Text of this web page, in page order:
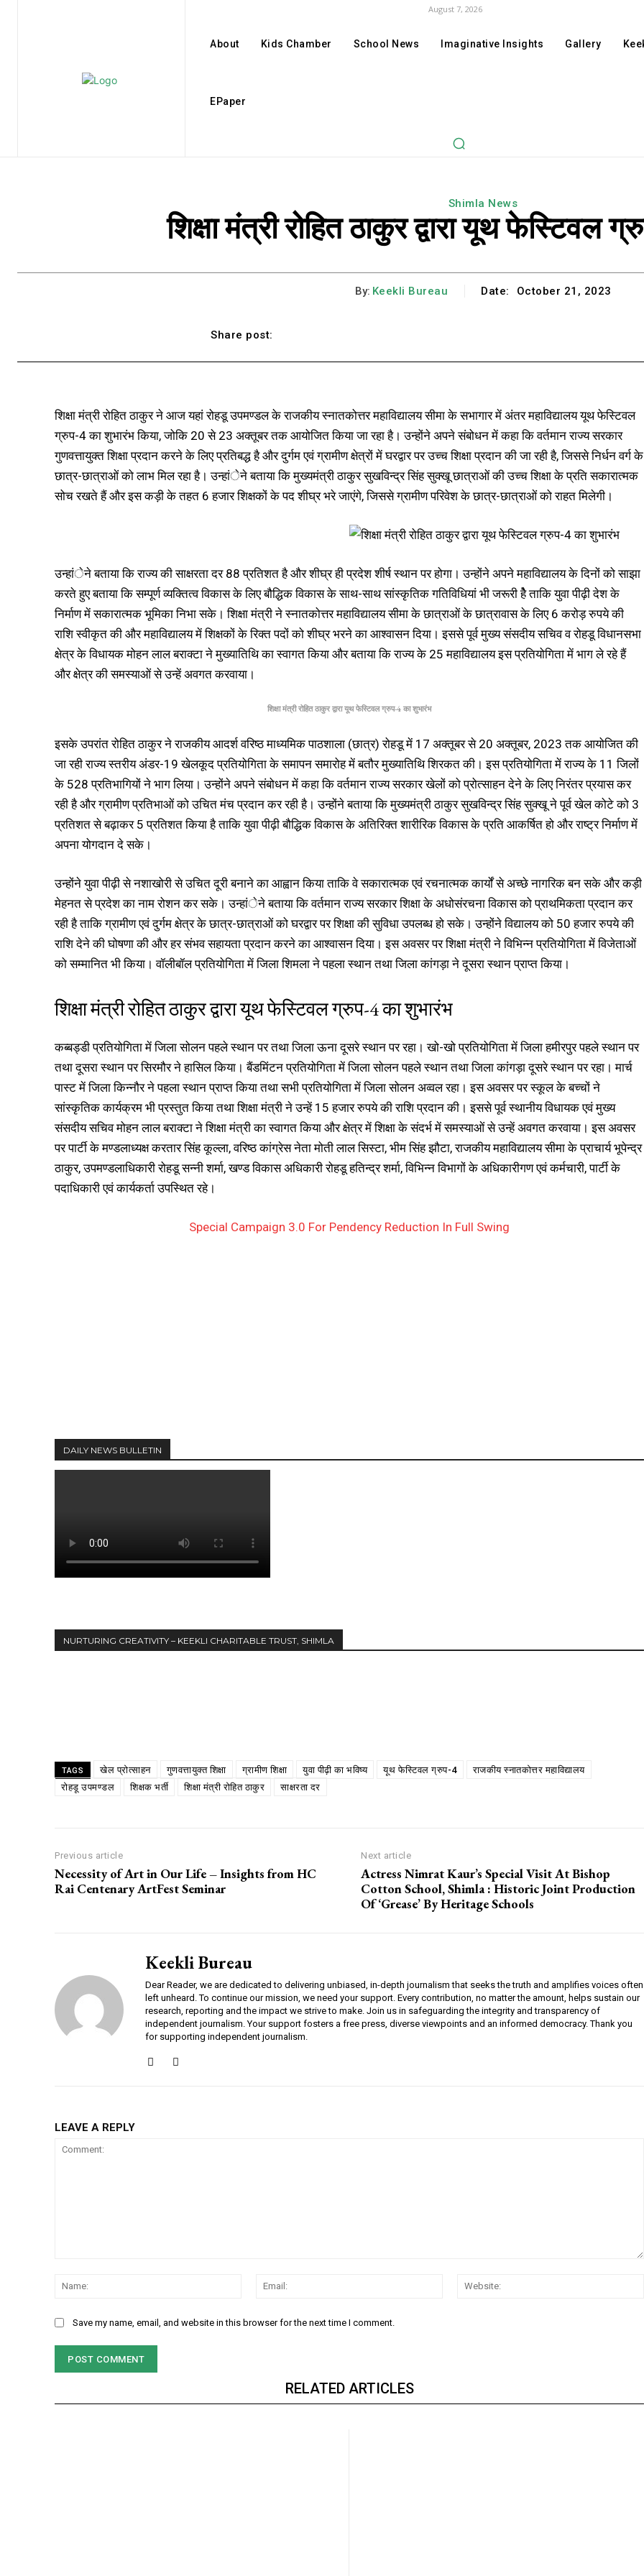
August 7, 2026
About Kids Chamber School News Imaginative Insights Gallery
EPaper
Shimla News
शिक्षा मंत्री रोहित ठाकुर द्वारा यूथ फेस्टिवल
By: Keekli Bureau Date: October 21, 2023
Share post:
शिक्षा मंत्री रोहित ठाकुर ने आज यहां रोहडू उपमण्डल के राजकीय स्नातकोत्तर महाविद्यालय सीमा के सभागार में अंतर महाविद्यालय यूथ फेस्टिवल
ग्रुप-4 का शुभारंभ किया, जोकि 20 से 23 अक्तूबर तक आयोजित किया जा रहा है। उन्होंने अपने संबोधन में कहा कि वर्तमान राज्य सरकार
गुणवत्तायुक्त शिक्षा प्रदान करने के लिए प्रतिबद्ध है और दुर्गम एवं ग्रामीण क्षेत्रों में घरद्वार पर उच्च शिक्षा प्रदान की जा रही है, जिससे निर्धन वर्ग के
छात्र-छात्राओं को लाभ मिल रहा है। उन्हांेने बताया कि मुख्यमंत्री ठाकुर सुखविन्द्र सिंह सुक्खू छात्राओं की उच्च शिक्षा के प्रति सकारात्मक
सोच रखते हैं और इस कड़ी के तहत 6 हजार शिक्षकों के पद शीघ्र भरे जाएंगे, जिससे ग्रामीण परिवेश के छात्र-छात्राओं को राहत मिलेगी।
उन्हांेने बताया कि राज्य की साक्षरता दर 88 प्रतिशत है और शीघ्र ही प्रदेश शीर्ष स्थान पर होगा। उन्होंने अपने महाविद्यालय के दिनों को साझा
करते हुए बताया कि सम्पूर्ण व्यक्तित्व विकास के लिए बौद्धिक विकास के साथ-साथ सांस्कृतिक गतिविधियां भी जरूरी हैे ताकि युवा पीढ़ी देश के
निर्माण में सकारात्मक भूमिका निभा सके। शिक्षा मंत्री ने स्नातकोत्तर महाविद्यालय सीमा के छात्राओं के छात्रावास के लिए 6 करोड़ रुपये की
राशि स्वीकृत की और महाविद्यालय में शिक्षकों के रिक्त पदों को शीघ्र भरने का आश्वासन दिया। इससे पूर्व मुख्य संसदीय सचिव व रोहडू विधानसभा
क्षेत्र के विधायक मोहन लाल बराक्टा ने मुख्यातिथि का स्वागत किया और बताया कि राज्य के 25 महाविद्यालय इस प्रतियोगिता में भाग ले रहे हैं
और क्षेत्र की समस्याओं से उन्हें अवगत करवाया।
शिक्षा मंत्री रोहित ठाकुर द्वारा यूथ फेस्टिवल ग्रुप-4 का शुभारंभ
इसके उपरांत रोहित ठाकुर ने राजकीय आदर्श वरिष्ठ माध्यमिक पाठशाला (छात्र) रोहडू में 17 अक्तूबर से 20 अक्तूबर, 2023 तक आयोजित की
जा रही राज्य स्तरीय अंडर-19 खेलकूद प्रतियोगिता के समापन समारोह में बतौर मुख्यातिथि शिरकत की। इस प्रतियोगिता में राज्य के 11 जिलों
के 528 प्रतिभागियों ने भाग लिया। उन्होंने अपने संबोधन में कहा कि वर्तमान राज्य सरकार खेलों को प्रोत्साहन देने के लिए निरंतर प्रयास कर
रही है और ग्रामीण प्रतिभाओं को उचित मंच प्रदान कर रही है। उन्होंने बताया कि मुख्यमंत्री ठाकुर सुखविन्द्र सिंह सुक्खू ने पूर्व खेल कोटे को 3
प्रतिशत से बढ़ाकर 5 प्रतिशत किया है ताकि युवा पीढ़ी बौद्धिक विकास के अतिरिक्त शारीरिक विकास के प्रति आकर्षित हो और राष्ट्र निर्माण में
अपना योगदान दे सके।
उन्होंने युवा पीढ़ी से नशाखोरी से उचित दूरी बनाने का आह्वान किया ताकि वे सकारात्मक एवं रचनात्मक कार्यों से अच्छे नागरिक बन सके और कड़ी
मेहनत से प्रदेश का नाम रोशन कर सके। उन्हांेने बताया कि वर्तमान राज्य सरकार शिक्षा के अधोसंरचना विकास को प्राथमिकता प्रदान कर
रही है ताकि ग्रामीण एवं दुर्गम क्षेत्र के छात्र-छात्राओं को घरद्वार पर शिक्षा की सुविधा उपलब्ध हो सके। उन्होंने विद्यालय को 50 हजार रुपये की
राशि देने की घोषणा की और हर संभव सहायता प्रदान करने का आश्वासन दिया। इस अवसर पर शिक्षा मंत्री ने विभिन्न प्रतियोगिता में विजेताओं
को सम्मानित भी किया। वॉलीबॉल प्रतियोगिता में जिला शिमला ने पहला स्थान तथा जिला कांगड़ा ने दूसरा स्थान प्राप्त किया।
शिक्षा मंत्री रोहित ठाकुर द्वारा यूथ फेस्टिवल ग्रुप-4 का शुभारंभ
कब्बड्डी प्रतियोगिता में जिला सोलन पहले स्थान पर तथा जिला ऊना दूसरे स्थान पर रहा। खो-खो प्रतियोगिता में जिला हमीरपुर पहले स्थान पर
तथा दूसरा स्थान पर सिरमौर ने हासिल किया। बैंडमिंटन प्रतियोगिता में जिला सोलन पहले स्थान तथा जिला कांगड़ा दूसरे स्थान पर रहा। मार्च
पास्ट में जिला किन्नौर ने पहला स्थान प्राप्त किया तथा सभी प्रतियोगिता में जिला सोलन अव्वल रहा। इस अवसर पर स्कूल के बच्चों ने
सांस्कृतिक कार्यक्रम भी प्रस्तुत किया तथा शिक्षा मंत्री ने उन्हें 15 हजार रुपये की राशि प्रदान की। इससे पूर्व स्थानीय विधायक एवं मुख्य
संसदीय सचिव मोहन लाल बराक्टा ने शिक्षा मंत्री का स्वागत किया और क्षेत्र में शिक्षा के संदर्भ में समस्याओं से उन्हें अवगत करवाया। इस अवसर
पर पार्टी के मण्डलाध्यक्ष करतार सिंह कूल्ला, वरिष्ठ कांग्रेस नेता मोती लाल सिस्टा, भीम सिंह झौटा, राजकीय महाविद्यालय सीमा के प्राचार्य भूपेन्द्र
ठाकुर, उपमण्डलाधिकारी रोहडू सन्नी शर्मा, खण्ड विकास अधिकारी रोहडू हतिन्द्र शर्मा, विभिन्न विभागों के अधिकारीगण एवं कर्मचारी, पार्टी के
पदाधिकारी एवं कार्यकर्ता उपस्थित रहे।
Special Campaign 3.0 For Pendency Reduction In Full Swing
DAILY NEWS BULLETIN
NURTURING CREATIVITY – KEEKLI CHARITABLE TRUST, SHIMLA
TAGS खेल प्रोत्साहन गुणवत्तायुक्त शिक्षा ग्रामीण शिक्षा युवा पीढ़ी का भविष्य यूथ फेस्टिवल ग्रुप-4
राजकीय स्नातकोत्तर महाविद्यालय
रोहडू उपमण्डल
शिक्षक भर्ती शिक्षा मंत्री रोहित ठाकुर साक्षरता दर
Previous article
Necessity of Art in Our Life – Insights from HC
Rai Centenary ArtFest Seminar
Next article
Actress Nimrat Kaur’s Special Visit At Bishop
Cotton School, Shimla : Historic Joint Production
Of ‘Grease’ By Heritage Schools
Keekli Bureau
Dear Reader, we are dedicated to delivering unbiased, in-depth journalism that seeks the truth and amplifies voices often
left unheard. To continue our mission, we need your support. Every contribution, no matter the amount, helps sustain our
research, reporting and the impact we strive to make. Join us in safeguarding the integrity and transparency of
independent journalism. Your support fosters a free press, diverse viewpoints and an informed democracy. Thank you
for supporting independent journalism.
LEAVE A REPLY
Name:
Email:
Save my name, email, and website in this browser for the next time I comment.
RELATED ARTICLES